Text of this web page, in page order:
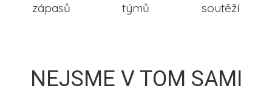
zápasů týmů soutěží
NEJSME V TOM SAMI